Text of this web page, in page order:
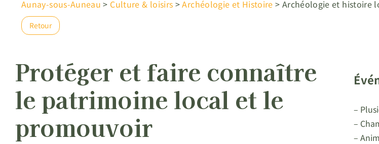
Aunay-sous-Auneau > Culture & loisirs >Archéologie et Histoire > Archéologie et histoire
Retour
Protéger et faire connaître
le patrimoine local et le
promouvoir
–
–
–